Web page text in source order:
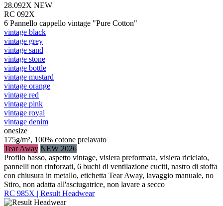
28.092X NEW
RC 092X
6 Pannello cappello vintage "Pure Cotton"
vintage black
vintage grey
vintage sand
vintage stone
vintage bottle
vintage mustard
vintage orange
vintage red
vintage pink
vintage royal
vintage denim
onesize
175g/m², 100% cotone prelavato
Tear Away NEW 2026
Profilo basso, aspetto vintage, visiera preformata, visiera riciclato,
pannelli non rinforzati, 6 buchi di ventilazione cuciti, nastro di stoffa
con chiusura in metallo, etichetta Tear Away, lavaggio manuale, no
Stiro, non adatta all'asciugatrice, non lavare a secco
RC 985X | Result Headwear